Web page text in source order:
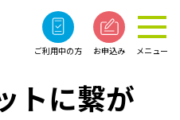
ご利用中の方 お申込み メニュー
トに繋が